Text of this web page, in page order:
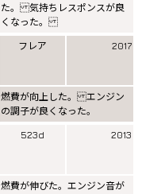
た。 気持ちレスポンスが良
くなった。
フレア 2017
燃費が向上した。 エンジン
の調子が良くなった。
523d 2013
燃費が伸びた。エンジン音が